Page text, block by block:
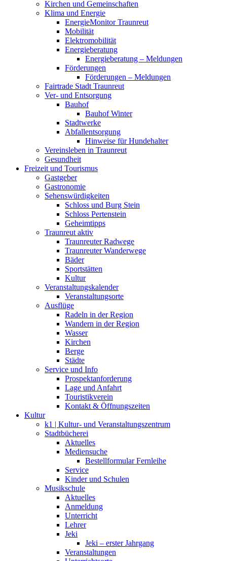
Kirchen und Gemeinschaften
Klima und Energie
EnergieMonitor Traunreut
Mobilität
Elektromobilität
Energieberatung
Energieberatung – Meldungen
Förderungen
Förderungen – Meldungen
Fairtrade Stadt Traunreut
Ver- und Entsorgung
Bauhof
Bauhof Winter
Stadtwerke
Abfallentsorgung
Hinweise für Hundehalter
Vereinsleben in Traunreut
Gesundheit
Freizeit und Tourismus
Gastgeber
Gastronomie
Sehenswürdigkeiten
Schloss und Burg Stein
Schloss Pertenstein
Geheimtipps
Traunreut aktiv
Traunreuter Radwege
Traunreuter Wanderwege
Bäder
Sportstätten
Kultur
Veranstaltungskalender
Veranstaltungsorte
Ausflüge
Radeln in der Region
Wandern in der Region
Wasser
Kirchen
Berge
Städte
Service und Info
Prospektanforderung
Lage und Anfahrt
Touristikverein
Kontakt & Öffnungszeiten
Kultur
k1 | Kultur- und Veranstaltungszentrum
Stadtbücherei
Aktuelles
Mediensuche
Bestellformular Fernleihe
Service
Kinder und Schulen
Musikschule
Aktuelles
Anmeldung
Unterricht
Lehrer
Jeki
Jeki – erster Jahrgang
Veranstaltungen